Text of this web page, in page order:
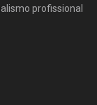
profissional